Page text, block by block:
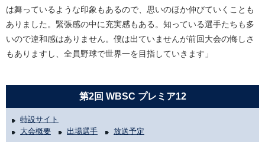
は舞っているような印象もあるので、思いのほか伸びていくことも
ありました。緊張感の中に充実感もある。知っている選手たちも多
いので違和感はありません。僕は出ていませんが前回大会の悔しさ
もありますし、全員野球で世界一を目指していきます」
第2回 WBSC プレミア12
特設サイト
大会概要
出場選手 放送予定